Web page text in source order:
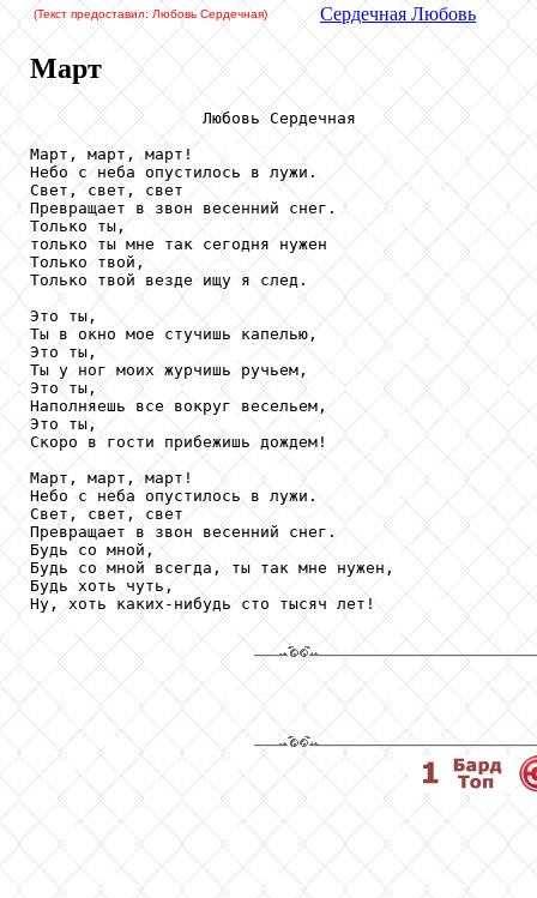
(Текст предоставил: Любовь Сердечная) Сердечная Любовь
Март
                  Любовь Сердечная
Март, март, март!
Небо с неба опустилось в лужи.
Свет, свет, свет
Превращает в звон весенний снег.
Только ты,
только ты мне так сегодня нужен
Только твой,
Только твой везде ищу я след.
Это ты,
Ты в окно мое стучишь капелью,
Это ты,
Ты у ног моих журчишь ручьем,
Это ты,
Наполняешь все вокруг весельем,
Это ты,
Скоро в гости прибежишь дождем!
Март, март, март!
Небо с неба опустилось в лужи.
Свет, свет, свет
Превращает в звон весенний снег.
Будь со мной,
Будь со мной всегда, ты так мне нужен,
Будь хоть чуть,
Ну, хоть каких-нибудь сто тысяч лет!